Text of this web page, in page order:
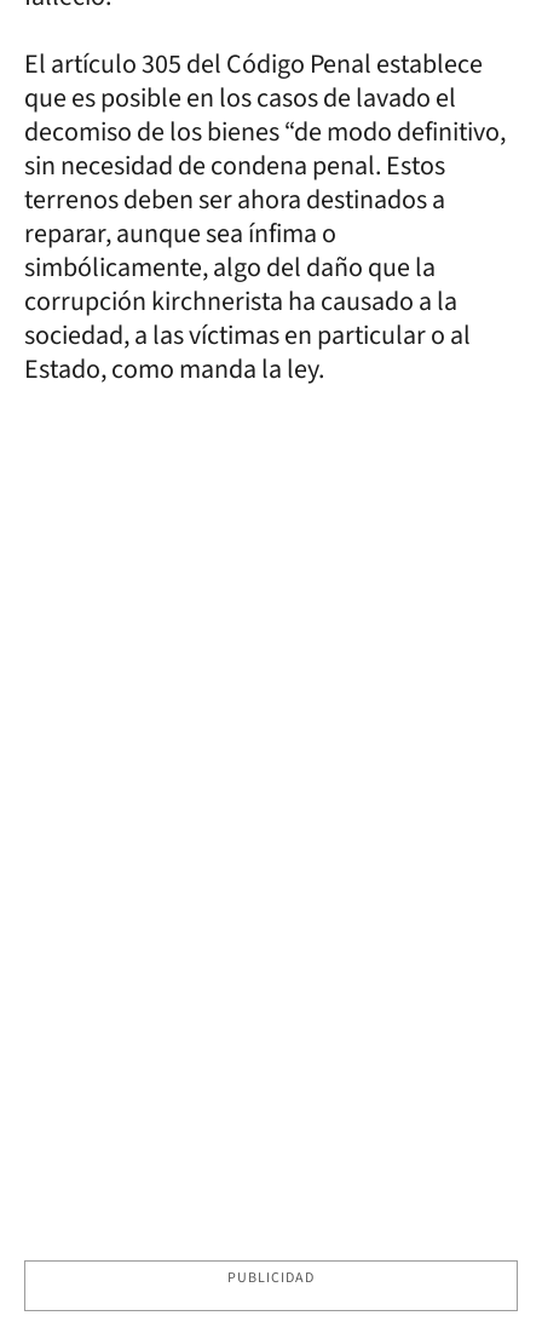
El artículo 305 del Código Penal establece
que es posible en los casos de lavado el
decomiso de los bienes “de modo definitivo,
sin necesidad de condena penal. Estos
terrenos deben ser ahora destinados a
reparar, aunque sea ínfima o
simbólicamente, algo del daño que la
corrupción kirchnerista ha causado a la
sociedad, a las víctimas en particular o al
Estado, como manda la ley.
PUBLICIDAD